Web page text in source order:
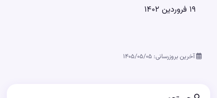
۱۹ فروردین ۱۴۰۲
آخرین بروزرسانی: ۱۴۰۵/۰۵/۰۵